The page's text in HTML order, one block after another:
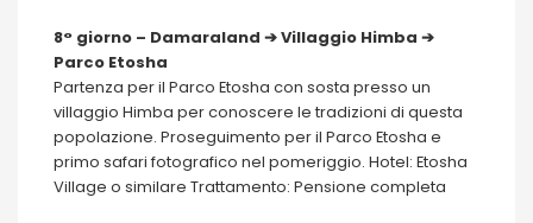
8° giorno – Damaraland ➔ Villaggio Himba ➔
Parco Etosha
Partenza per il Parco Etosha con sosta presso un
villaggio Himba per conoscere le tradizioni di questa
popolazione. Proseguimento per il Parco Etosha e
primo safari fotografico nel pomeriggio. Hotel: Etosha
Village o similare Trattamento: Pensione completa